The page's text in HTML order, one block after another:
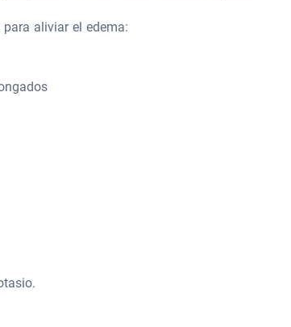
aliviar el edema: